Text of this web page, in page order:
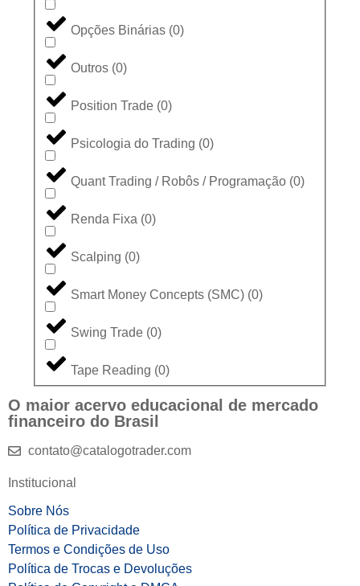
Opções Binárias (0)
Outros (0)
Position Trade (0)
Psicologia do Trading (0)
Quant Trading / Robôs / Programação (0)
Renda Fixa (0)
Scalping (0)
Smart Money Concepts (SMC) (0)
Swing Trade (0)
Tape Reading (0)
O maior acervo educacional de mercado
financeiro do Brasil
contato@catalogotrader.com
Institucional
Sobre Nós
Política de Privacidade
Termos e Condições de Uso
Política de Trocas e Devoluções